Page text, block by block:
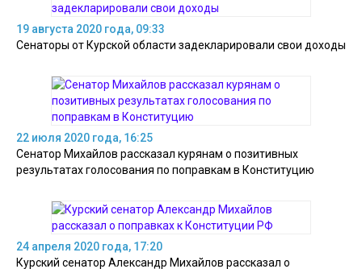
19 августа 2020 года, 09:33
Сенаторы от Курской области задекларировали свои доходы
22 июля 2020 года, 16:25
Сенатор Михайлов рассказал курянам о позитивных
результатах голосования по поправкам в Конституцию
24 апреля 2020 года, 17:20
Курский сенатор Александр Михайлов рассказал о